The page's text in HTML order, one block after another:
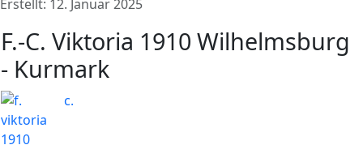
Erstellt: 12. Januar 2025
F.-C. Viktoria 1910 Wilhelmsburg
- Kurmark